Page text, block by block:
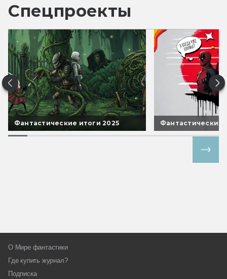
Спецпроекты
Фантастические итоги 2025 Фантастические
О Мире фантастики
Где купить журнал?
Подписка